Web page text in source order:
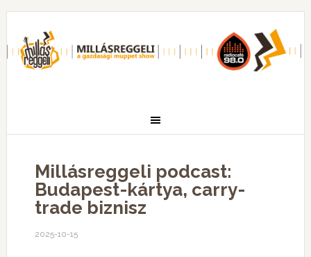
Millásreggeli podcast:
Budapest-kártya, carry-
trade biznisz
2025-10-15